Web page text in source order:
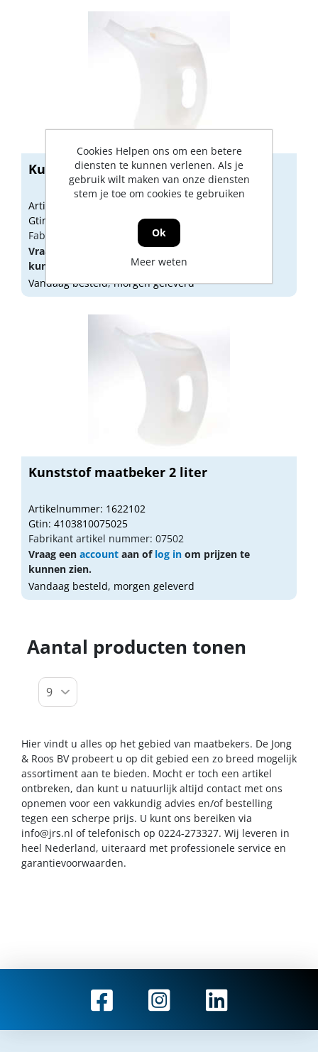
Kunststof maatbeker 1 liter
Artikelnummer: 1622101
Gtin: 4103810075018
Fabrikant artikel nummer: 07501
Vraag een
aan oflog in
kunnen zien.
Vandaag besteld, morgen geleverd
Kunststof maatbeker 2 liter
Artikelnummer: 1622102
Gtin: 4103810075025
Fabrikant artikel nummer: 07502
Vraag een account aan of log in om prijzen te
kunnen zien.
Vandaag besteld, morgen geleverd
Aantal producten tonen
Hier vindt u alles op het gebied van maatbekers. De Jong
& Roos BV probeert u op dit gebied een zo breed mogelijk
assortiment aan te bieden. Mocht er toch een artikel
ontbreken, dan kunt u natuurlijk altijd contact met ons
opnemen voor een vakkundig advies en/of bestelling
tegen een scherpe prijs. U kunt ons bereiken via
info@jrs.nl of telefonisch op 0224-273327. Wij leveren in
heel Nederland, uiteraard met professionele service en
garantievoorwaarden.
Cookies Helpen ons om een betere
diensten te kunnen verlenen. Als je
gebruik wilt maken van onze diensten
stem je toe om cookies te gebruiken
Ok
Meer weten